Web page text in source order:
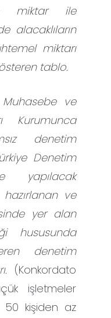
miktar ile
alacaklıların
miktarı
tablo.
ve
Kurumunca
denetim
Denetim
yapılacak
ve
yer alan
hususunda
denetim
(Konkordato
işletmeler
50 kişiden az